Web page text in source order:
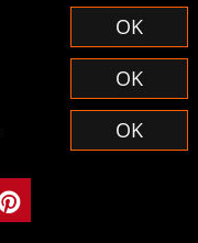
OK
OK
OK